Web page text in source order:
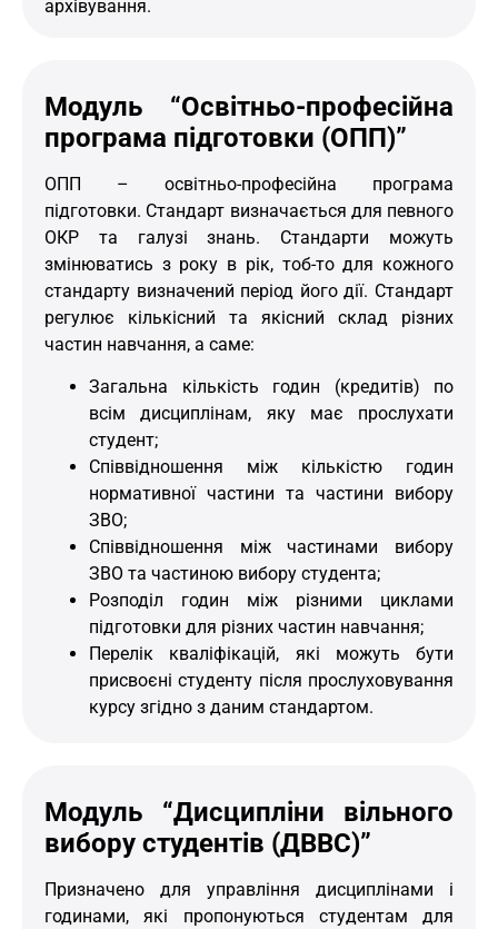
архівування.
Модуль “Освітньо-професійна
програма підготовки (ОПП)”
ОПП – освітньо-професійна програма
підготовки. Стандарт визначається для певного
ОКР та галузі знань. Стандарти можуть
змінюватись з року в рік, тоб-то для кожного
стандарту визначений період його дії. Стандарт
регулює кількісний та якісний склад різних
частин навчання, а саме:
Загальна кількість годин (кредитів) по
всім дисциплінам, яку має прослухати
студент;
Співвідношення між кількістю годин
нормативної частини та частини вибору
ЗВО;
Співвідношення між частинами вибору
ЗВО та частиною вибору студента;
Розподіл годин між різними циклами
підготовки для різних частин навчання;
Перелік кваліфікацій, які можуть бути
присвоєні студенту після прослуховування
курсу згідно з даним стандартом.
Модуль “Дисципліни вільного
вибору студентів (ДВВС)”
Призначено для управління дисциплінами і
годинами, які пропонуються студентам для